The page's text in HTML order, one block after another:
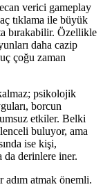
verici gameplay
tıklama ile büyük
bırakabilir. Özellikle
daha cazip
çoğu zaman
psikolojik
borcun
etkiler. Belki
buluyor, ama
ise kişi,
da derinlere iner.
adım atmak önemli.